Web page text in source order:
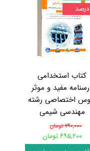
کتاب استخدامی
مفید و موثر
اختصاصی رشته
مهندسی شیمی
۷۹۰,۰۰۰ تومان
۶۹۵,۲۰۰ تومان